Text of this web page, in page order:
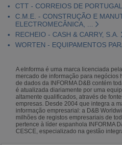
CTT - CORREIOS DE
C.M.E. - CONSTRUÇÃO E
ELECTROMECÂNICA, ...
RECHEIO - CASH & CARRY, S.A.
WORTEN - EQUIPAMENTOS
A eInforma é uma marca licenciada
mercado de informação para negócios
de dados da INFORMA D&B contém
é atualizada diariamente por uma
altamente qualificados, através de
empresas. Desde 2004 que integra a
informação empresarial: a D&B
milhões de registos empresariais de
pertence à líder espanhola INFORMA
CESCE, especializado na gestão